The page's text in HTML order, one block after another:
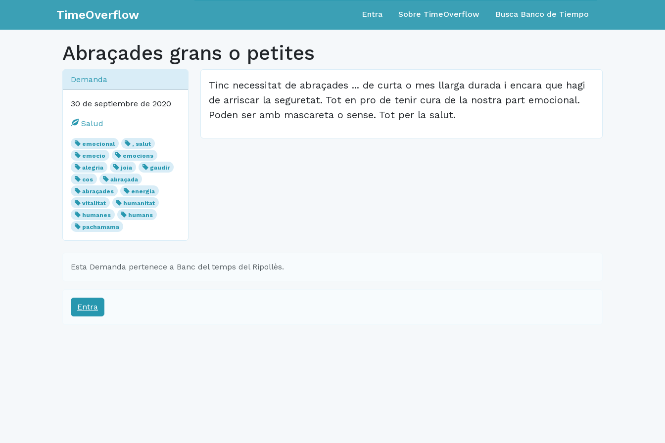
TimeOverflow Entra Sobre TimeOverflow Busca Banco de Tiempo
Abraçades grans o petites
Demanda
30 de septiembre de 2020
Salud
emocional
, salut
emocio
emocions
alegria
joia
gaudir
cos
abraçada
abraçades
energia
vitalitat
humanitat
humanes
humans
pachamama
Tinc necessitat de abraçades ... de curta o mes llarga durada i encara que hagi
de arriscar la seguretat. Tot en pro de tenir cura de la nostra part emocional.
Poden ser amb mascareta o sense. Tot per la salut.
Esta Demanda pertenece a Banc del temps del Ripollès.
Entra